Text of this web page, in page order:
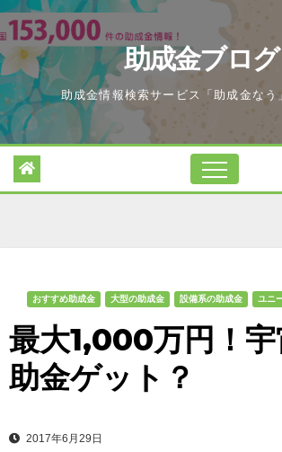
Skip
to
content
助成金ブログ
助成金情報検索サービス「助成金なう
おすすめ助成金 大型の助成金 設備系の助成金 ユニ
最大1,000万円！
助金ゲット？
2017年6月29日